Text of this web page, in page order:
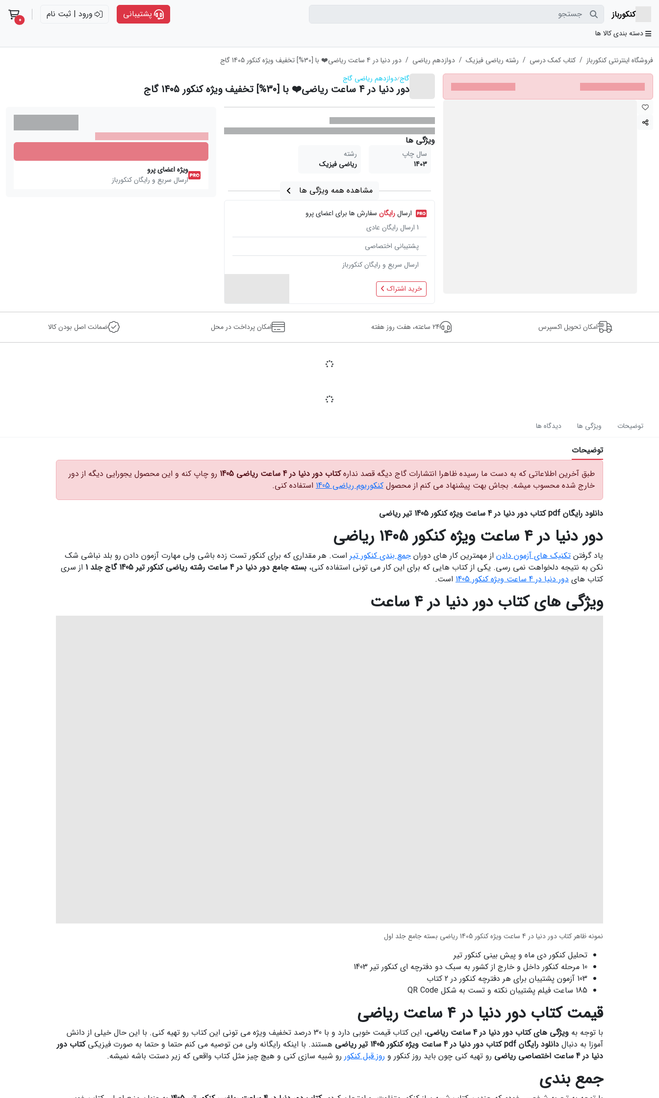
کنکورباز جستجو پشتیبانی ورود | ثبت نام 0
items
دسته بندی کالا ها
فروشگاه اینترنتی کنکورباز کتاب کمک درسی رشته ریاضی فیزیک دوازدهم ریاضی
دور دنیا در 4 ساعت ریاضی❤️ با [30%] تخفیف ویژه کنکور 1405 گاج
گاج دوازدهم ریاضی گاج
دور دنیا در 4 ساعت ریاضی❤️ با [30%] تخفیف ویژه کنکور 1405 گاج
ویژگی ها
سال چاپ
1403
رشته
ریاضی فیزیک
مشاهده همه ویژگی ها
ارسالرایگان سفارش ها برای اعضای پرو
1 ارسال رایگان عادی
پشتیبانی اختصاصی
ارسال سریع و رایگان کنکورباز
خرید اشتراک
ویژه اعضای پرو
ارسال سریع و رایگان کنکورباز
امکان تحویل اکسپرس 24 ساعته، هفت روز هفته امکان پرداخت در محل ضمانت اصل بودن کالا
توضیحات ویژگی ها دیدگاه ها
توضیحات
طبق آخرین اطلاعاتی که به دست ما رسیده ظاهرا انتشارات گاج دیگه قصد ندارهکتاب دور دنیا در 4 ساعت ریاضی 1405
رو چاپ کنه و این محصول یجورایی دیگه از دور
خارج شده محسوب میشه. بجاش بهت پیشنهاد می کنم از محصول کنکوریوم ریاضی 1405 استفاده کنی.
دانلود رایگان pdf کتاب دور دنیا در 4 ساعت ویژه کنکور 1405 تیر ریاضی
دور دنیا در 4 ساعت ویژه کنکور 1405 ریاضی
یاد گرفتن تکنیک های آزمون دادن از مهمترین کار های دوران جمع بندی کنکور تیر است. هر مقداری که برای کنکور تست زده باشی ولی مهارت آزمون دادن رو بلد نباشی شک
نکن به نتیجه دلخواهت نمی رسی. یکی از کتاب هایی که برای این کار می تونی استفاده کنی، بسته جامع دور دنیا در 4 ساعت رشته ریاضی کنکور تیر 1405 گاج جلد 1
از سری
کتاب های دور دنیا در 4 ساعت ویژه کنکور 1405 است.
ویژگی های کتاب دور دنیا در 4 ساعت
نمونه ظاهر کتاب دور دنیا در 4 ساعت ویژه کنکور 1405 ریاضی بسته جامع جلد اول
تحلیل کنکور دی ماه و پیش بینی کنکور تیر
10 مرحله کنکور داخل و خارج از کشور به سبک دو دفترچه ای کنکور تیر 1403
103 آزمون پشتیبان برای هر دفترچه کنکور در 2 کتاب
185 ساعت فیلم پشتیبان نکته و تست به شکل QR Code
قیمت کتاب دور دنیا در 4 ساعت ریاضی
با توجه به ویژگی های کتاب دور دنیا در 4 ساعت ریاضی
، این کتاب قیمت خوبی دارد و با 30 درصد تخفیف ویژه می تونی این کتاب رو تهیه کنی. با این حال خیلی از دانش
آموزا به دنبال دانلود رایگان pdf کتاب دور دنیا در 4 ساعت ویژه کنکور 1405 تیر ریاضی هستند. با اینکه رایگانه ولی من توصیه می کنم حتما و حتما به صورت فیزیکیکتاب دور
دنیا در 4 ساعت اختصاصی ریاضی
رو تهیه کنی چون باید روز کنکور و روز قبل کنکور رو شبیه سازی کنی و هیچ چیز مثل کتاب واقعی که زیر دستت باشه نمیشه.
جمع بندی